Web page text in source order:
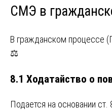
СМЭ в
В гражданском процессе
⚖️
8.1 Ходатайство о
Подается на основании